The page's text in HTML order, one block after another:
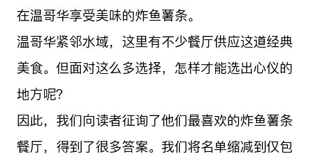
在温哥华享受美味的炸鱼薯条。
温哥华紧邻水域，这里有不少餐厅供应这道经典
美食。但面对这么多选择，怎样才能选出心仪的
地方呢？
因此，我们向读者征询了他们最喜欢的炸鱼薯条
餐厅，得到了很多答案。我们将名单缩减到仅包